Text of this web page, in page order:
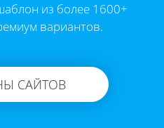
из более 1600+
вариантов.
САЙТОВ